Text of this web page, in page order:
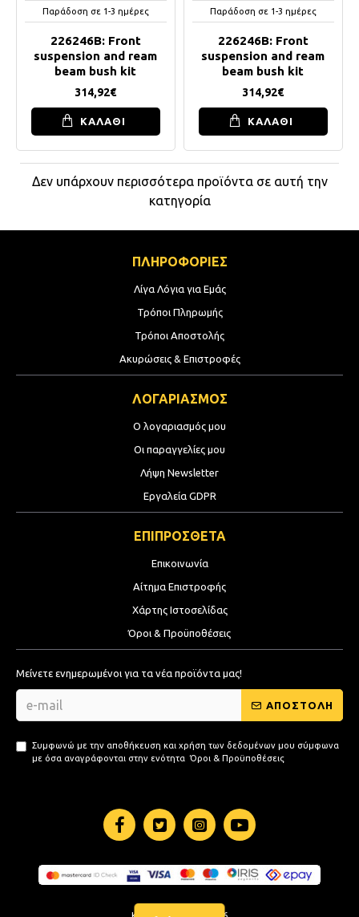
Παράδοση σε 1-3 ημέρες
226246B: Front
suspension and ream
beam bush kit
314,92€
ΚΑΛΑΘΙ
Παράδοση σε 1-3 ημέρες
226246B: Front
suspension and ream
beam bush kit
314,92€
ΚΑΛΑΘΙ
Δεν υπάρχουν περισσότερα προϊόντα σε αυτή την
κατηγορία
ΠΛΗΡΟΦΟΡΙΕΣ
Λίγα Λόγια για Εμάς
Τρόποι Πληρωμής
Τρόποι Αποστολής
Ακυρώσεις & Επιστροφές
ΛΟΓΑΡΙΑΣΜΟΣ
Ο λογαριασμός μου
Οι παραγγελίες μου
Λήψη Newsletter
Εργαλεία GDPR
ΕΠΙΠΡΟΣΘΕΤΑ
Επικοινωνία
Αίτημα Επιστροφής
Χάρτης Ιστοσελίδας
Όροι & Προϋποθέσεις
Μείνετε ενημερωμένοι για τα νέα προϊόντα μας!
ΑΠΟΣΤΟΛΗ
Συμφωνώ με την αποθήκευση και χρήση των δεδομένων μου σύμφωνα
με όσα αναγράφονται στην ενότητα Όροι & Προϋποθέσεις